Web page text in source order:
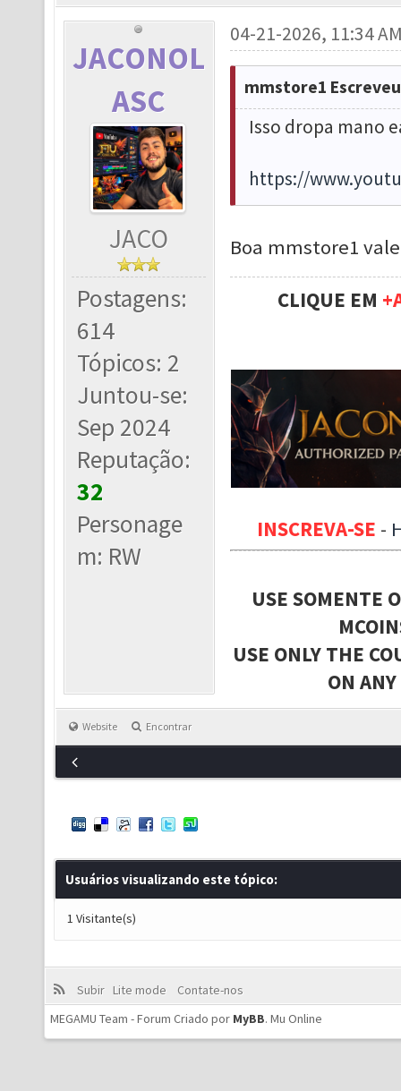
JACONOL
ASC
JACO
Postagens:
614
Tópicos: 2
Juntou-se:
Sep 2024
Reputação:
32
Personage
m: RW
04-21-2026, 11:34
mmstore1
Isso dropa mano
https://
Boa mmstore1
CLIQUE EM
INSCREVA-SE -
USE SOMENTE
USE ONLY THE
ON
Website Encontrar
Usuários visualizando este tópico:
1 Visitante(s)
Subir Lite mode
Contate-nos
MEGAMU Team - Forum Criado por MyBB. Mu Online